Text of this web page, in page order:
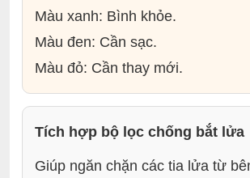
Màu xanh: Bình khỏe.
Màu đen: Cần sạc.
Màu đỏ: Cần thay mới.
Tích hợp bộ lọc chống bắt lửa
Giúp ngăn chặn các tia lửa từ